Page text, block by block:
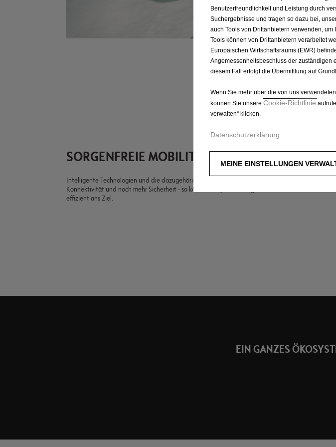
SORGENFREIE MOBILITÄT
Intelligente Technologien und die dazugehörigen Dienste bieten Ihnen unterwegs
Konnektivität und noch mehr Sicherheit - so können Sie jede Fahrt genießen und kommen
effizient ans Ziel.
EIN GANZES
Benutzerfreundlichkeit und Leistung durch
Suchergebnisse und tragen so dazu bei,
auch Tools von Drittanbietern verwenden,
Tools können von Drittanbietern verarbeitet
Europäischen Wirtschaftsraums (EWR)
Angemessenheitsbeschluss der zuständigen
diesem Fall erfolgt die Übermittlung auf
Wenn Sie mehr über die von uns
können Sie unsereCookie‑Richtlinie
verwalten“ klicken.
Datenschutzerklärung
MEINE EINSTELLUNGEN